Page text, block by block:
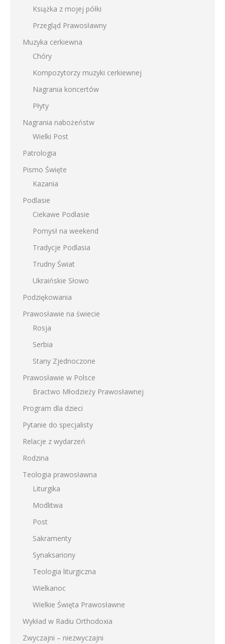
Książka z mojej półki
Przegląd Prawosławny
Muzyka cerkiewna
Chóry
Kompozytorzy muzyki cerkiewnej
Nagrania koncertów
Płyty
Nagrania nabożeństw
Wielki Post
Patrologia
Pismo Święte
Kazania
Podlasie
Ciekawe Podlasie
Pomysł na weekend
Tradycje Podlasia
Trudny Świat
Ukraińskie Słowo
Podziękowania
Prawosławie na świecie
Rosja
Serbia
Stany Zjednoczone
Prawosławie w Polsce
Bractwo Młodzieży Prawosławnej
Program dla dzieci
Pytanie do specjalisty
Relacje z wydarzeń
Rodzina
Teologia prawosławna
Liturgika
Modlitwa
Post
Sakramenty
Synaksariony
Teologia liturgiczna
Wielkanoc
Wielkie Święta Prawosławne
Wykład w Radiu Orthodoxia
Zwyczajni – niezwyczajni